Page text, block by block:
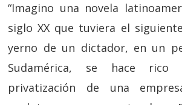
“Imagino una novela
siglo XX que tuviera el
yerno de un dictador, en un
Sudamérica, se hace
privatización de una